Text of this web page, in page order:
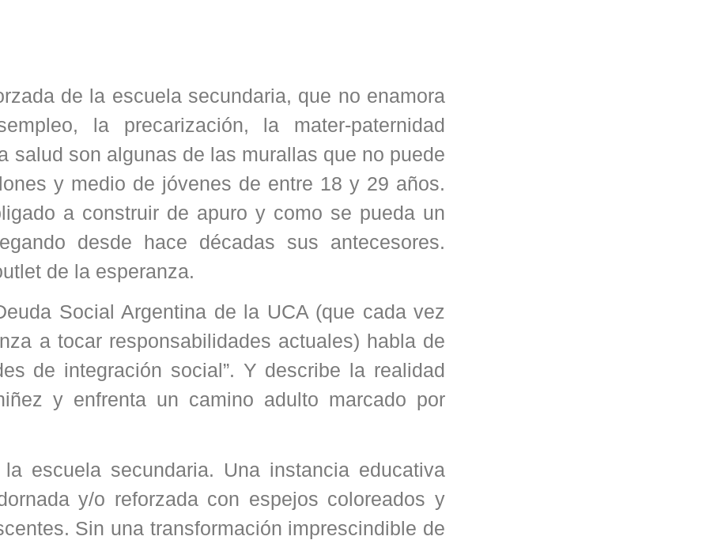
de la escuela secundaria, que no enamora
la precarización, la mater-paternidad
salud son algunas de las murallas que no puede
y medio de jóvenes de entre 18 y 29 años.
a construir de apuro y como se pueda un
desde hace décadas sus antecesores.
de la esperanza.
Social Argentina de la UCA (que cada vez
a tocar responsabilidades actuales) habla de
de integración social”. Y describe la realidad
y enfrenta un camino adulto marcado por
escuela secundaria. Una instancia educativa
y/o reforzada con espejos coloreados y
Sin una transformación imprescindible de